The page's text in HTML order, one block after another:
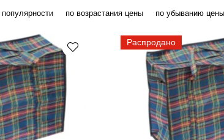
популярности по возрастания цены по убыванию цены
Распродано